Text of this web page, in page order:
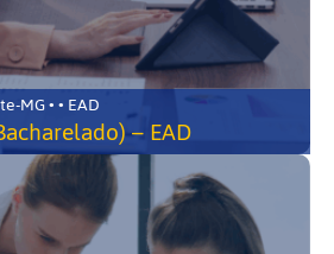
Santo Antônio do Monte-MG • • EAD
– EAD